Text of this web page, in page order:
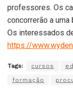
professores. Os
concorrerão a
Os interessados
https://
Tags: cursos
formação